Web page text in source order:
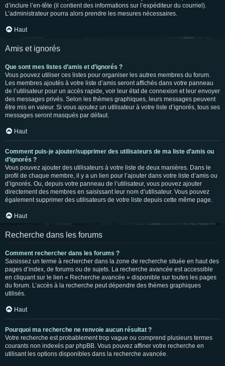
d’inclure l’en-tête (il contient des informations sur l’expéditeur du courriel).
L’administrateur pourra alors prendre les mesures nécessaires.
Haut
Amis et ignorés
Que sont mes listes d’amis et d’ignorés ?
Vous pouvez utiliser ces listes pour organiser les autres membres du forum.
Les membres ajoutés à votre liste d’amis seront affichés dans votre panneau
de l’utilisateur pour un accès rapide, voir leur état de connexion et leur envoyer
des messages privés. Selon les thèmes graphiques, leurs messages peuvent
être mis en valeur. Si vous ajoutez un utilisateur à votre liste d’ignorés, tous ses
messages seront masqués par défaut.
Haut
Comment puis-je ajouter/supprimer des utilisateurs de ma liste d’amis ou
d’ignorés ?
Vous pouvez ajouter des utilisateurs à votre liste de deux manières. Dans le
profil de chaque membre, il y a un lien pour l’ajouter dans votre liste d’amis ou
d’ignorés. Ou, depuis votre panneau de l’utilisateur, vous pouvez ajouter
directement des membres en saisissant leur nom d’utilisateur. Vous pouvez
également supprimer des utilisateurs de votre liste depuis cette même page.
Haut
Recherche dans les forums
Comment rechercher dans les forums ?
Saisissez un terme à rechercher dans la zone de recherche située en haut des
pages d’index, de forums ou de sujets. La recherche avancée est accessible
en cliquant sur le lien « Recherche avancée » disponible sur toutes les pages
du forum. L’accès à la recherche peut dépendre des thèmes graphiques
utilisés.
Haut
Pourquoi ma recherche ne renvoie aucun résultat ?
Votre recherche est probablement trop vague ou comprend plusieurs termes
courants non indexés par phpBB. Vous pouvez affiner votre recherche en
utilisant les options disponibles dans la recherche avancée.